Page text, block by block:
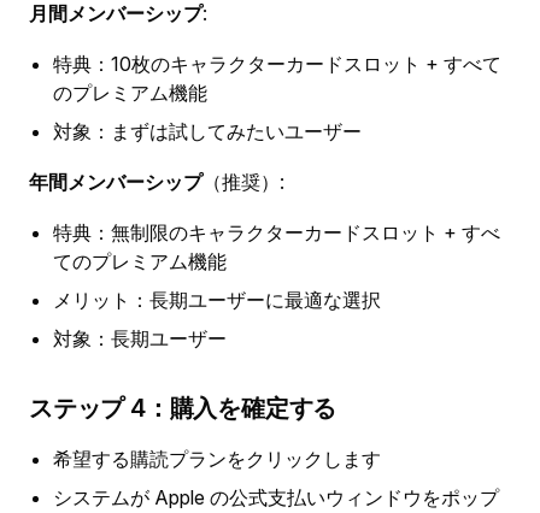
月間メンバーシップ:
特典：10枚のキャラクターカードスロット + すべて
のプレミアム機能
対象：まずは試してみたいユーザー
年間メンバーシップ（推奨）:
特典：無制限のキャラクターカードスロット + すべ
てのプレミアム機能
メリット：長期ユーザーに最適な選択
対象：長期ユーザー
ステップ 4：購入を確定する
希望する購読プランをクリックします
システムが Apple の公式支払いウィンドウをポップ